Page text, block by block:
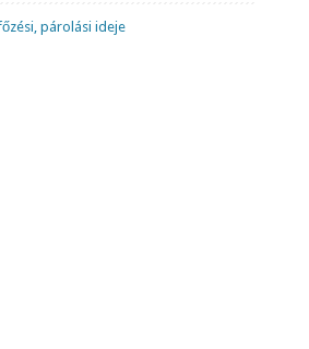
párolási ideje